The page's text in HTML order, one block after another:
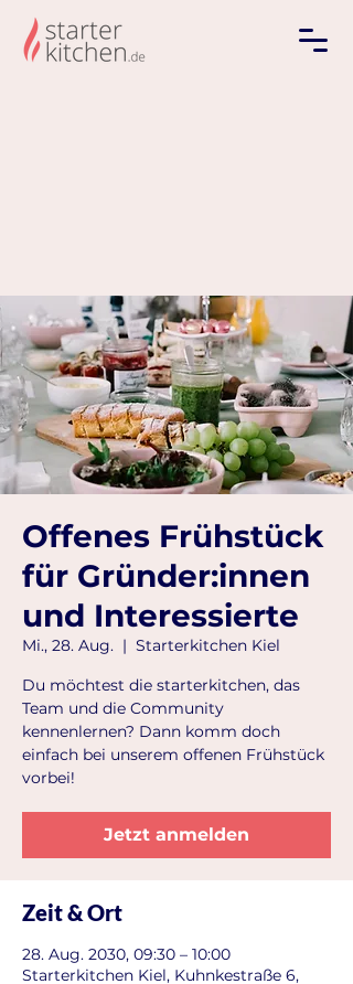
Offenes Frühstück
für Gründer:innen
und Interessierte
Mi., 28. Aug.
  |
Starterkitchen Kiel
Du möchtest die starterkitchen, das
Team und die Community
kennenlernen? Dann komm doch
einfach bei unserem offenen Frühstück
vorbei!
Jetzt anmelden
Zeit & Ort
28. Aug. 2030, 09:30 – 10:00
Starterkitchen Kiel, Kuhnkestraße 6,